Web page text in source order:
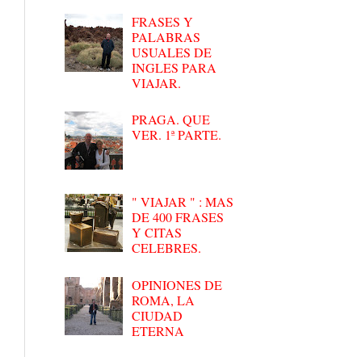
FRASES Y
PALABRAS
USUALES DE
INGLES PARA
VIAJAR.
PRAGA. QUE
VER. 1ª PARTE.
" VIAJAR " : MAS
DE 400 FRASES
Y CITAS
CELEBRES.
OPINIONES DE
ROMA, LA
CIUDAD
ETERNA